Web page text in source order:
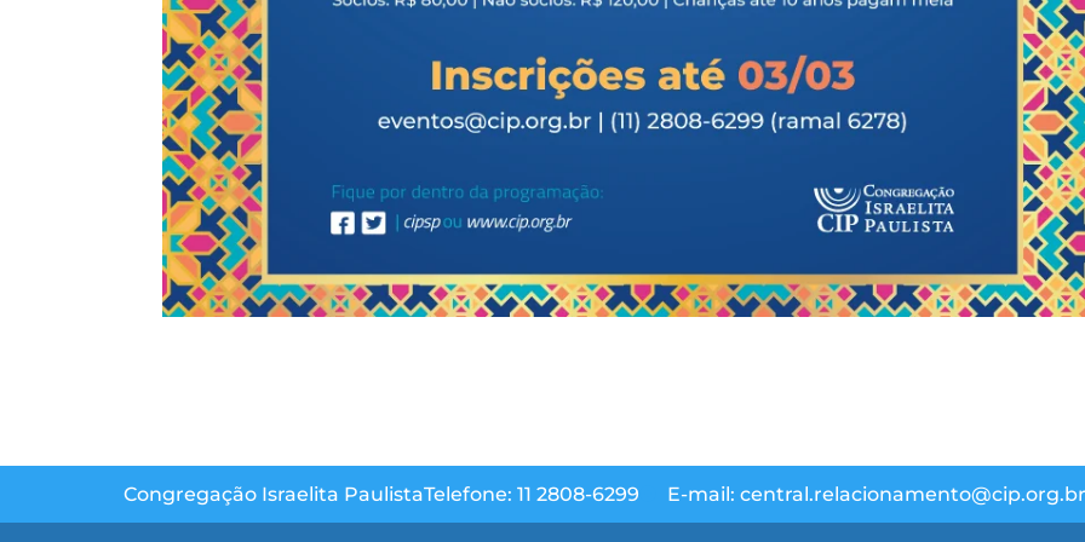
Congregação Israelita PaulistaTelefone: 11 2808-6299 E-mail: central.relacionamento@cip.org.br